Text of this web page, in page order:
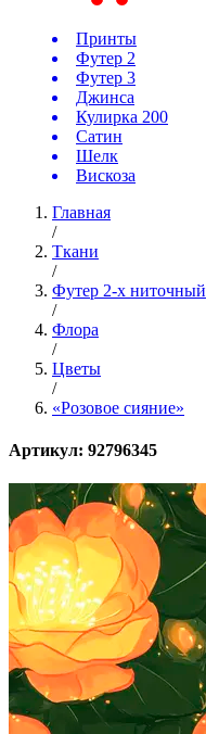
Принты
Футер 2
Футер 3
Джинса
Кулирка 200
Сатин
Шелк
Вискоза
Главная
/
Ткани
/
Футер 2-х ниточный
/
Флора
/
Цветы
/
«Розовое сияние»
Артикул: 92796345